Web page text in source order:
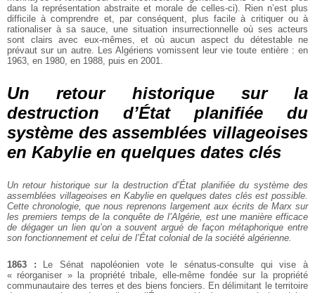
dans la représentation abstraite et morale de celles-ci). Rien n’est plus
difficile à comprendre et, par conséquent, plus facile à critiquer ou à
rationaliser à sa sauce, une situation insurrectionnelle où ses acteurs
sont clairs avec eux-mêmes, et où aucun aspect du détestable ne
prévaut sur un autre. Les Algériens vomissent leur vie toute entière : en
1963, en 1980, en 1988, puis en 2001.
Un retour historique sur la
destruction d’État planifiée du
système des assemblées villageoises
en Kabylie en quelques dates clés
Un retour historique sur la destruction d’État planifiée du système des
assemblées villageoises en Kabylie en quelques dates clés est possible.
Cette chronologie, que nous reprenons largement aux écrits de Marx sur
les premiers temps de la conquête de l’Algérie, est une manière efficace
de dégager un lien qu’on a souvent argué de façon métaphorique entre
son fonctionnement et celui de l’État colonial de la société algérienne.
1863 : Le Sénat napoléonien vote le sénatus-consulte qui vise à
« réorganiser » la propriété tribale, elle-même fondée sur la propriété
communautaire des terres et des biens fonciers. En délimitant le territoire